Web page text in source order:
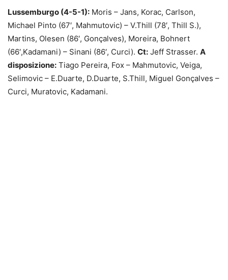
Lussemburgo (4-5-1): Moris – Jans, Korac, Carlson,
Michael Pinto (67′, Mahmutovic) – V.Thill (78′, Thill S.),
Martins, Olesen (86′, Gonçalves), Moreira, Bohnert
(66′,Kadamani) – Sinani (86′, Curci). Ct: Jeff Strasser. A
disposizione: Tiago Pereira, Fox – Mahmutovic, Veiga,
Selimovic – E.Duarte, D.Duarte, S.Thill, Miguel Gonçalves –
Curci, Muratovic, Kadamani.